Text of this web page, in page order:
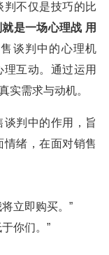
不仅是技巧的比
就是一场心理战 用
谈判中的心理机
互动。通过运用
实需求与动机。
判中的作用，旨
绪，在面对销售
立即购买。”
你们。”